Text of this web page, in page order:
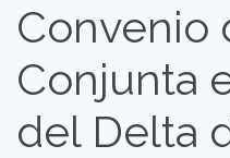
Convenio
Conjunta
del Delta